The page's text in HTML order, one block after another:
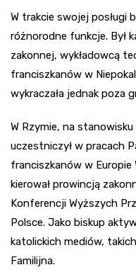
W trakcie swojej posługi
różnorodne funkcje. Był
zakonnej, wykładowcą
franciszkanów w
wykraczała jednak poza
W Rzymie, na
uczestniczył w pracach
franciszkanów w Europie
kierował prowincją
Konferencji Wyższych
Polsce. Jako biskup
katolickich mediów,
Familijna.